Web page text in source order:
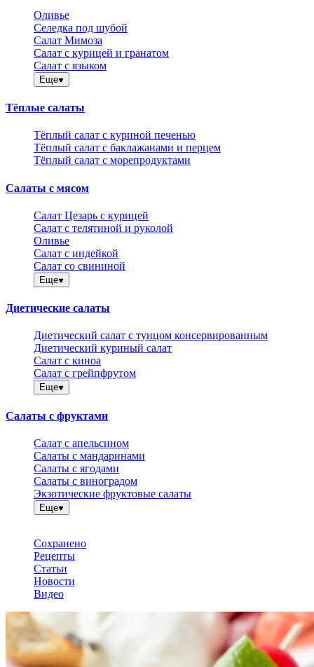
Оливье
Селедка под шубой
Салат Мимоза
Салат с курицей и гранатом
Салат с языком
Еще
Тёплые салаты
Тёплый салат с куриной печенью
Тёплый салат с баклажанами и перцем
Тёплый салат с морепродуктами
Салаты с мясом
Салат Цезарь с курицей
Салат с телятиной и руколой
Оливье
Салат с индейкой
Салат со свининой
Еще
Диетические салаты
Диетический салат с тунцом консервированным
Диетический куриный салат
Салат с киноа
Салат с грейпфрутом
Еще
Салаты с фруктами
Салат с апельсином
Салаты с мандаринами
Салаты с ягодами
Салаты с виноградом
Экзотические фруктовые салаты
Еще
Сохранено
Рецепты
Статьи
Новости
Видео